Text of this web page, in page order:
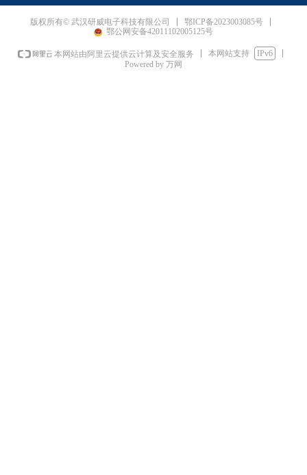
版权所有© 武汉研威电子科技有限公司
鄂ICP备2023003085号
鄂公网安备42011102005125号
本网站由阿里云提供云计算及安全服务 本网站支持
IPv6
Powered by 万网